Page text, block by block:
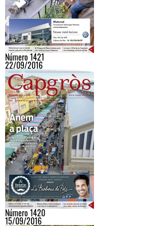
Número 1421
22/09/2016
Número 1420
15/09/2016